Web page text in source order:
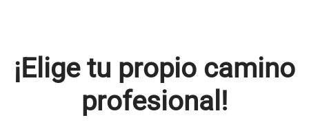
¡Elige tu propio camino
profesional!